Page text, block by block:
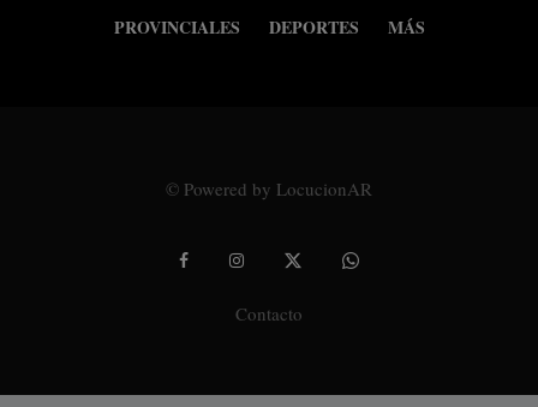
PROVINCIALES DEPORTES MÁS
© Powered by LocucionAR
Contacto